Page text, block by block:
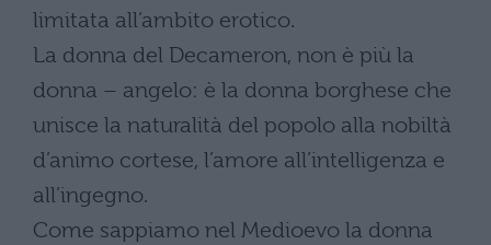
limitata all’ambito erotico.
La donna del Decameron, non è più la
donna – angelo: è la donna borghese che
unisce la naturalità del popolo alla nobiltà
d’animo cortese, l’amore all’intelligenza e
all’ingegno.
Come sappiamo nel Medioevo la donna